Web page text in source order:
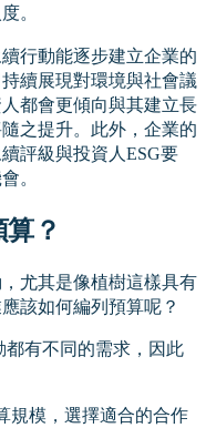
。
行動能逐步建立企業的
續展現對環境與社會議
都會更傾向與其建立長
之提升。此外，企業的
評級與投資人ESG要
。
？
尤其是像植樹這樣具有
該如何編列預算呢？
有不同的需求，因此
規模，選擇適合的合作